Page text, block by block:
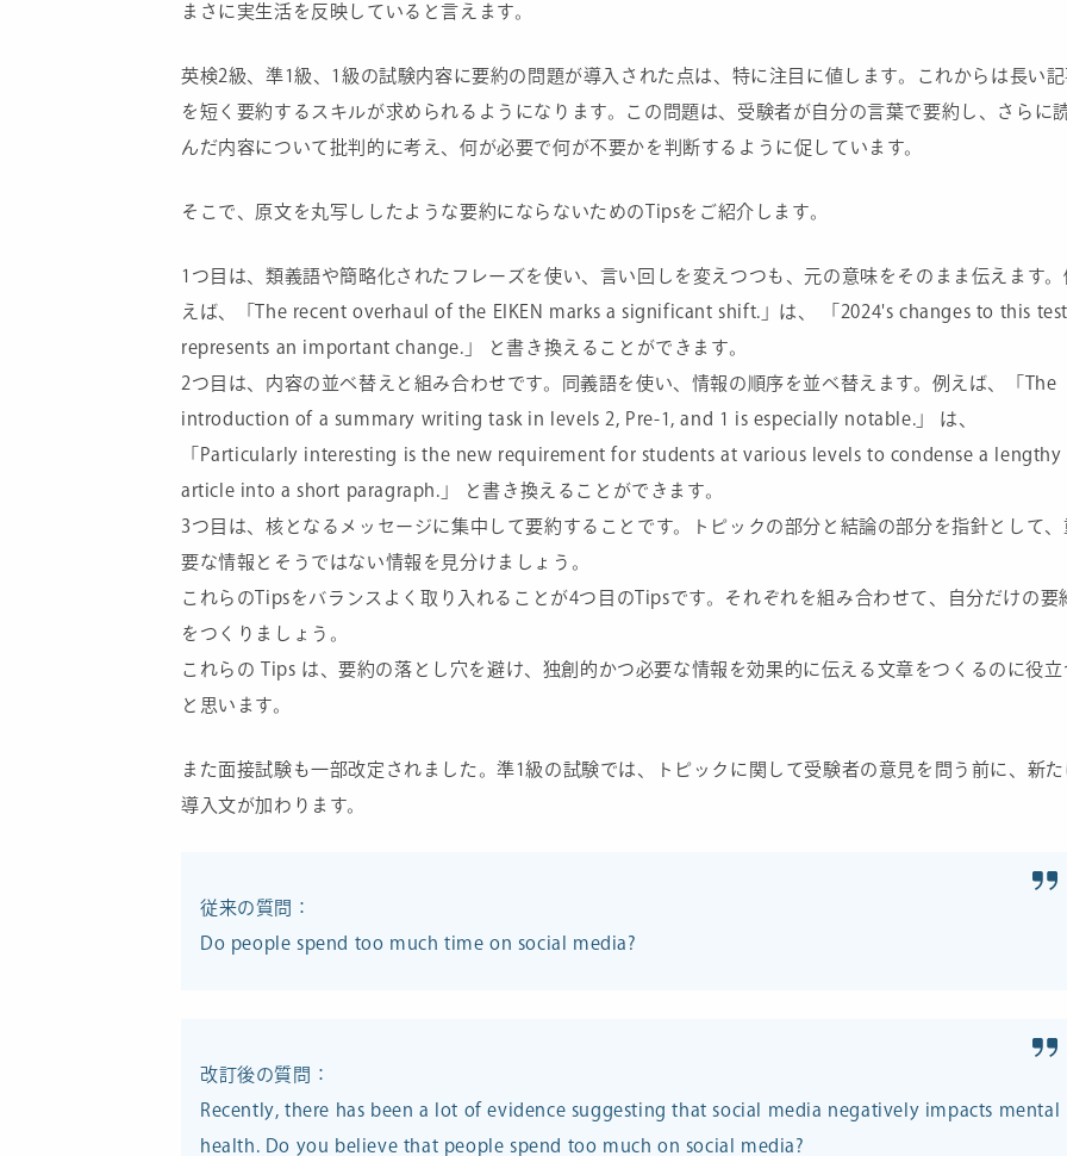
まさに実生活を反映していると言えます。
英検2級、準1級、1級の試験内容に要約の問題が導入された点は、特に注目に値します。これからは長い記
を短く要約するスキルが求められるようになります。この問題は、受験者が自分の言葉で要約し、さらに
んだ内容について批判的に考え、何が必要で何が不要かを判断するように促しています。
そこで、原文を丸写ししたような要約にならないためのTipsをご紹介します。
1つ目は、類義語や簡略化されたフレーズを使い、言い回しを変えつつも、元の意味をそのまま伝えます。
えば、「The recent overhaul of the EIKEN marks a significant shift.」は、 「2024's changes to this test
represents an important change.」 と書き換えることができます。
2つ目は、内容の並べ替えと組み合わせです。同義語を使い、情報の順序を並べ替えます。例えば、「The
introduction of a summary writing task in levels 2, Pre-1, and 1 is especially notable.」 は、
「Particularly interesting is the new requirement for students at various levels to condense a lengthy
article into a short paragraph.」 と書き換えることができます。
3つ目は、核となるメッセージに集中して要約することです。トピックの部分と結論の部分を指針として、
要な情報とそうではない情報を見分けましょう。
これらのTipsをバランスよく取り入れることが4つ目のTipsです。それぞれを組み合わせて、自分だけの要
をつくりましょう。
これらの Tips は、要約の落とし穴を避け、独創的かつ必要な情報を効果的に伝える文章をつくるのに役立
と思います。
また面接試験も一部改定されました。準1級の試験では、トピックに関して受験者の意見を問う前に、新た
導入文が加わります。
従来の質問：
Do people spend too much time on social media?
改訂後の質問：
Recently, there has been a lot of evidence suggesting that social media negatively impacts mental
health. Do you believe that people spend too much on social media?